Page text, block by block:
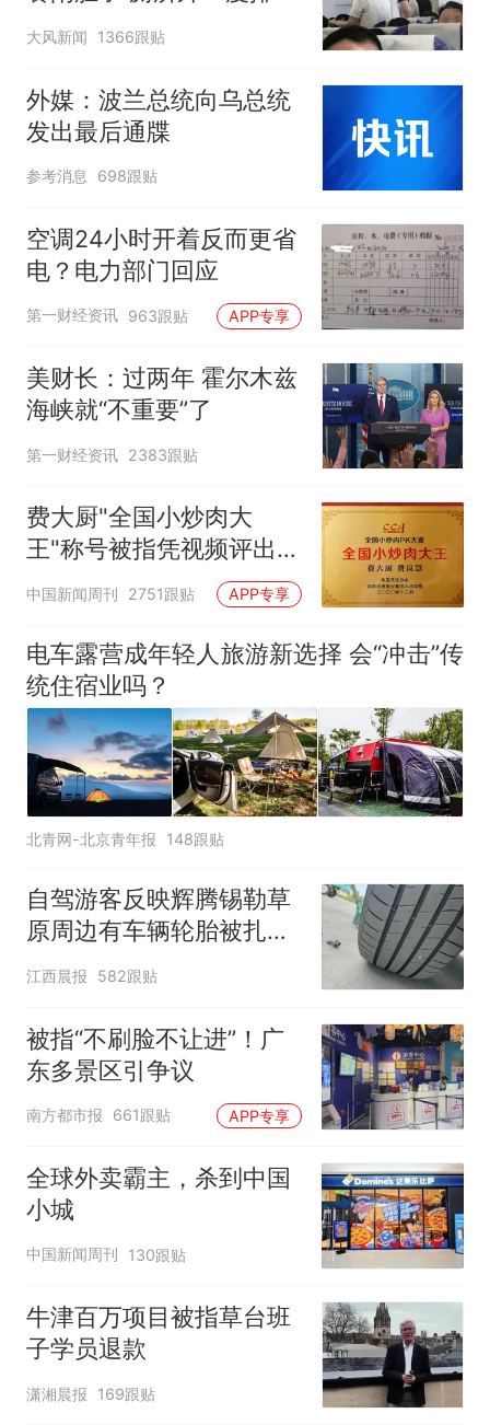
队
大风新闻 1366跟贴
外媒：波兰总统向乌总统
发出最后通牒
参考消息 698跟贴
空调24小时开着反而更省
电？电力部门回应
第一财经资讯 963跟贴 APP专享
美财长：过两年 霍尔木兹
海峡就“不重要”了
第一财经资讯 2383跟贴
费大厨"全国小炒肉大
王"称号被指凭视频评出
官方回应
中国新闻周刊 2751跟贴 APP专享
电车露营成年轻人旅游新选择 会“冲击”传
统住宿业吗？
北青网-北京青年报 148跟贴
自驾游客反映辉腾锡勒草
原周边有车辆轮胎被扎，
修理店铺换胎价格高达千
江西晨报 582跟贴
被指“不刷脸不让进”！广
东多景区引争议
南方都市报 661跟贴 APP专享
全球外卖霸主，杀到中国
小城
中国新闻周刊 130跟贴
牛津百万项目被指草台班
子学员退款
潇湘晨报 169跟贴